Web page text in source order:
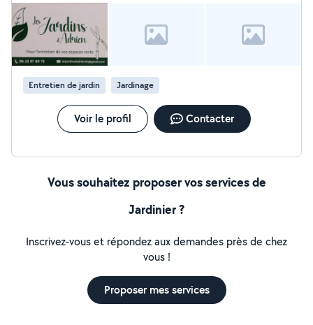
Entretien de jardin Jardinage
Voir le profil Contacter
Vous souhaitez proposer vos services de
Jardinier ?
Inscrivez-vous et répondez aux demandes près de chez
vous !
Proposer mes services